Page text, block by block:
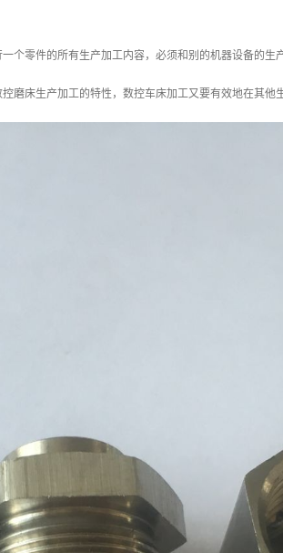
个零件的所有生产加工内容，必须和别的机器设备的生
磨床生产加工的特性，数控车床加工又要有效地在其他